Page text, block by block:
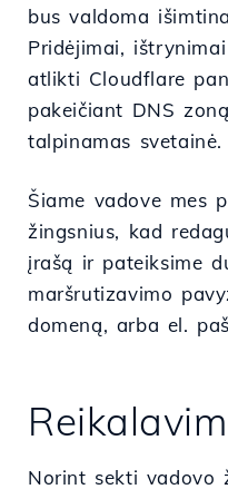
bus valdoma
Pridėjimai,
atlikti Cloudflare
pakeičiant DNS
talpinamas svetainė.
Šiame vadove mes
žingsnius, kad
įrašą ir pateiksime
maršrutizavimo
domeną, arba el.
Norint sekti vadovo